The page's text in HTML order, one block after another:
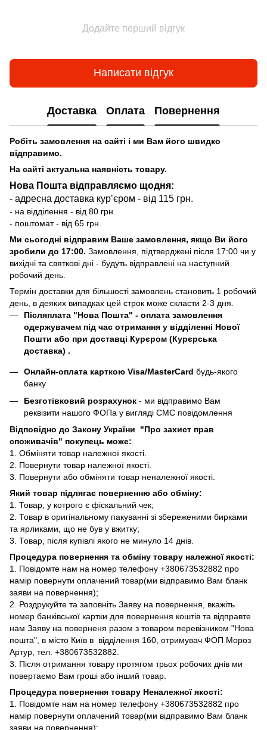
Додайте перший відгук
Написати відгук
Доставка Оплата Повернення
Робіть замовлення на сайті і ми Вам його швидко
відправимо.
На сайті актуальна наявність товару.
Нова Пошта відправляємо щодня:
- адресна доставка курʼєром - від 115 грн.
- на відділення - від 80 грн.
- поштомат - від 65 грн.
Ми сьогодні відправим Ваше замовлення, якщо Ви його
зробили до 17:00. Замовлення, підтверджені після 17:00 чи у
вихідні та святкові дні - будуть відправлені на наступний
робочий день.
Термін доставки для більшості замовлень становить 1 робочий
день, в деяких випадках цей строк може скласти 2-3 дня.
Післяплата "Нова Пошта" - оплата замовлення
одержувачем під час отримання у відділенні Нової
Пошти або при доставці Курєром (Курєрська
доставка) .
Онлайн-оплата карткою Visa/MasterCard будь-якого
банку
Безготівковий розрахунок - ми відправимо Вам
реквізити нашого ФОПа у вигляді СМС повідомлення
Відповідно до Закону України "Про захист прав
споживачів" покупець може:
1. Обміняти товар належної якості.
2. Повернути товар належної якості.
3. Повернути або обміняти товар неналежної якості.
Який товар підлягає поверненню або обміну:
1. Товар, у котрого є фіскальний чек;
2. Товар в оригінальному пакуванні зі збереженими бирками
та ярликами, що не був у вжитку;
3. Товар, після купівлі якого не минуло 14 днів.
Процедура повернення та обміну товару належної якості:
1. Повідомте нам на номер телефону +380673532882 про
намір повернути оплачений товар(ми відправимо Вам бланк
заяви на повернення);
2. Роздрукуйте та заповніть Заяву на повернення, вкажіть
номер банківської картки для повернення коштів та відправте
нам Заяву на поверненя разом з товаром перевізником "Нова
пошта", в місто Київ в відділення 160, отримувач ФОП Мороз
Артур, тел. +380673532882.
3. Після отримання товару протягом трьох робочих днів ми
повертаємо Вам гроші або інший товар.
Процедура повернення товару Неналежної якості:
1. Повідомте нам на номер телефону +380673532882 про
намір повернути оплачений товар(ми відправимо Вам бланк
заяви на повернення);